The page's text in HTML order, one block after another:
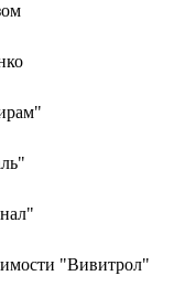
"Вивитрол"